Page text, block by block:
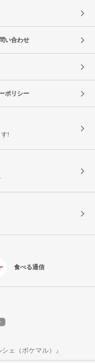
い合わせ
ポリシー
!
食べる通信
ェ（ポケマル）』